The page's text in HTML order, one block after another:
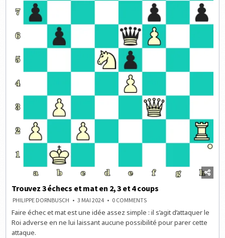
Trouvez 3 échecs et mat en 2, 3 et 4 coups
PHILIPPE DORNBUSCH 3 MAI 2024 0 COMMENTSON
3
ÉCHECS
ET
Faire échec et mat est une idée assez simple : il s’agit d’attaquer le
Roi adverse en ne lui laissant aucune possibilité pour parer cette
attaque.